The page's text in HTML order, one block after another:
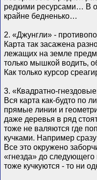
редкими ресурсами… В
крайне бедненько…
2. «Джунгли» -
Карта так засажена
лежащих на земле
только мышкой водить,
Как только курсор
3. «Квадратно-
Вся карта как-будто по
прямые линии и
даже деревья в ряд
тоже не валяются где
кучками. Например сразу
Все это окружено
«гнезда» до
тоже кучкуются - то ни